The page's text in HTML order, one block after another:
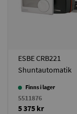
ESBE CRB221
Shuntautomatik
Finns i lager
5511876
5 375 kr